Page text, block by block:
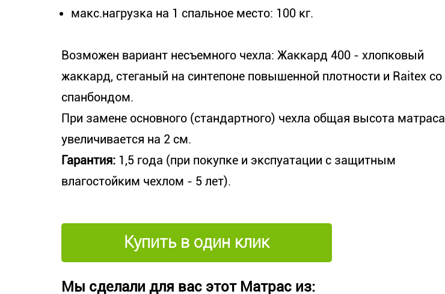
макс.нагрузка на 1 спальное место: 100 кг.
Возможен вариант несъемного чехла: Жаккард 400 - хлопковый
жаккард, стеганый на синтепоне повышенной плотности и Raitex со
спанбондом.
При замене основного (стандартного) чехла общая высота матраса
увеличивается на 2 см.
Гарантия: 1,5 года (при покупке и экспуатации с защитным
влагостойким чехлом - 5 лет).
Купить в один клик
Мы сделали для вас этот Матрас из: